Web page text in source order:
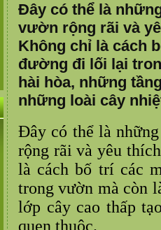
Đây có thể là
vườn rộng rãi và
Không chỉ là cách
đường đi lối lại
hài hòa, những
những loài cây
Đây có thể là
rộng rãi và yêu
là cách bố trí các
trong vườn mà còn
lớp cây cao thấp
quen thuộc.